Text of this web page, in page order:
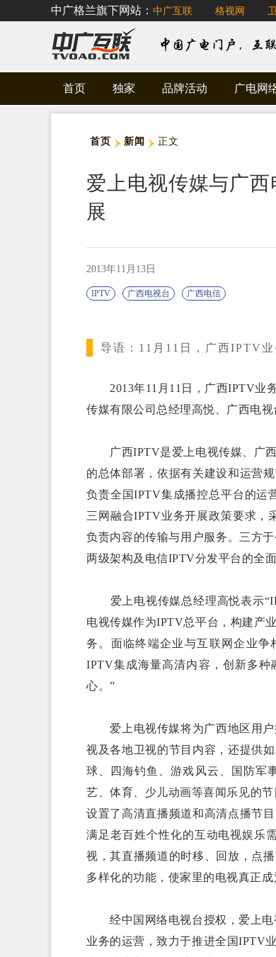
中广格兰旗下网站： 中广互联 格视网
首页 独家 品牌活动 广电网
首页 新闻 正文
爱上电视传媒与广
展
2013年11月13日
IPTV 广西电视台 广西电信
导语： 11月11日，广西IPTV
2013年11月11日，广西IPTV业务
传媒有限公司总经理高悦、广西电
广西IPTV是爱上电视传媒、广西
的总体部署，依据有关建设和运营
负责全国IPTV集成播控总平台的运
三网融合IPTV业务开展政策要求，
负责内容的传输与用户服务。三方
两级架构及电信IPTV分发平台的全面
爱上电视传媒总经理高悦表示
电视传媒作为IPTV总平台，构建产
务。面临终端企业与互联网企业争
IPTV集成海量高清内容，创新多
心。”
爱上电视传媒将为广西地区用户
视及各地卫视的节目内容，还提供
球、四海钓鱼、游戏风云、国防军
艺、体育、少儿动画等喜闻乐见的
设置了高清直播频道和高清点播节
满足老百姓个性化的互动电视娱乐
视，其直播频道的时移、回放，点
多样化的功能，使家里的电视真正
经中国网络电视台授权，爱上电
业务的运营，致力于推进全国IPTV